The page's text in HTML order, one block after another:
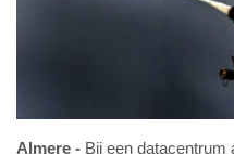
Almere
Bij een datacentrum